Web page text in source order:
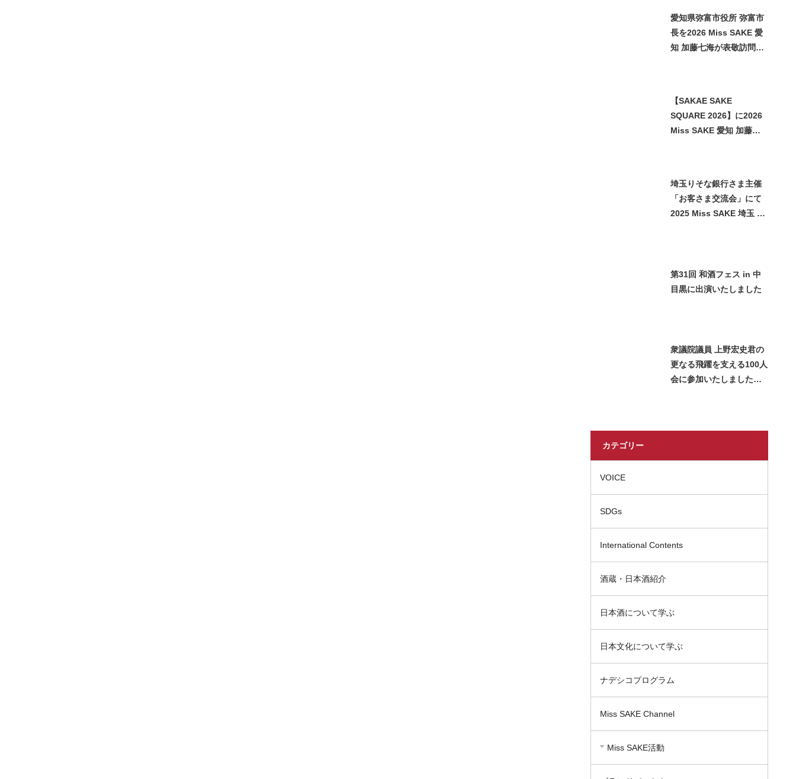
愛知県弥富市役所 弥富市
長を2026 Miss SAKE 愛
知 加藤七海が表敬訪問い
【SAKAE SAKE
SQUARE 2026】に2026
Miss SAKE 愛知 加藤七
埼玉りそな銀行さま主催
「お客さま交流会」にて
2025 Miss SAKE 埼玉 石
第31回 和酒フェス in 中
目黒に出演いたしました
衆議院議員 上野宏史君の
更なる飛躍を支える100人
会に参加いたしました＿
カテゴリー
VOICE
SDGs
International Contents
酒蔵・日本酒紹介
日本酒について学ぶ
日本文化について学ぶ
ナデシコプログラム
Miss SAKE Channel
Miss SAKE活動